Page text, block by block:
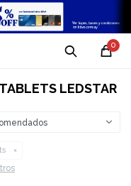
0
LEDSTAR